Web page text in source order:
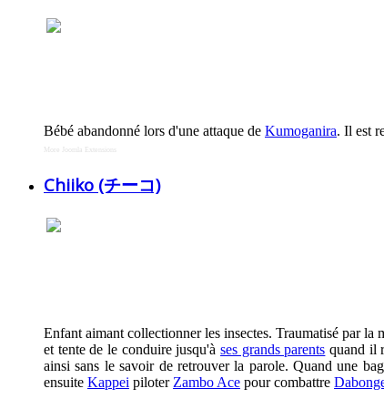
Bébé abandonné lors d'une attaque de Kumoganira. Il est
More Joomla Extensions
Chiiko (チーコ)
Enfant aimant collectionner les insectes. Traumatisé par la
et tente de le conduire jusqu'àses grands parents quand il
ainsi sans le savoir de retrouver la parole. Quand une
ensuite Kappei piloter Zambo Ace pour combattre